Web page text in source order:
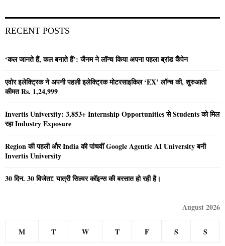
RECENT POSTS
‘कल जानते हैं, कल बनाते हैं’: जैनम ने लॉन्च किया अपना पहला ब्रांड कैंपेन
एवोर इलेक्ट्रिक ने अपनी पहली इलेक्ट्रिक मोटरसाइकिल ‘EX’ लॉन्च की, शुरुआती
कीमत Rs. 1,24,999
Invertis University: 3,853+ Internship Opportunities से Students को मिल
रहा Industry Exposure
Region की पहली और India की पांचवीं Google Agentic AI University बनी
Invertis University
30 दिन. 30 विजेता! यात्री सिल्वर कॉइन्स की बरसात हो रही है।
August 2026
M T W T F S S